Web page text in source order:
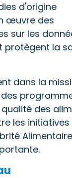
d'origine
œuvre des
sur les
protègent la
dans la
des
les